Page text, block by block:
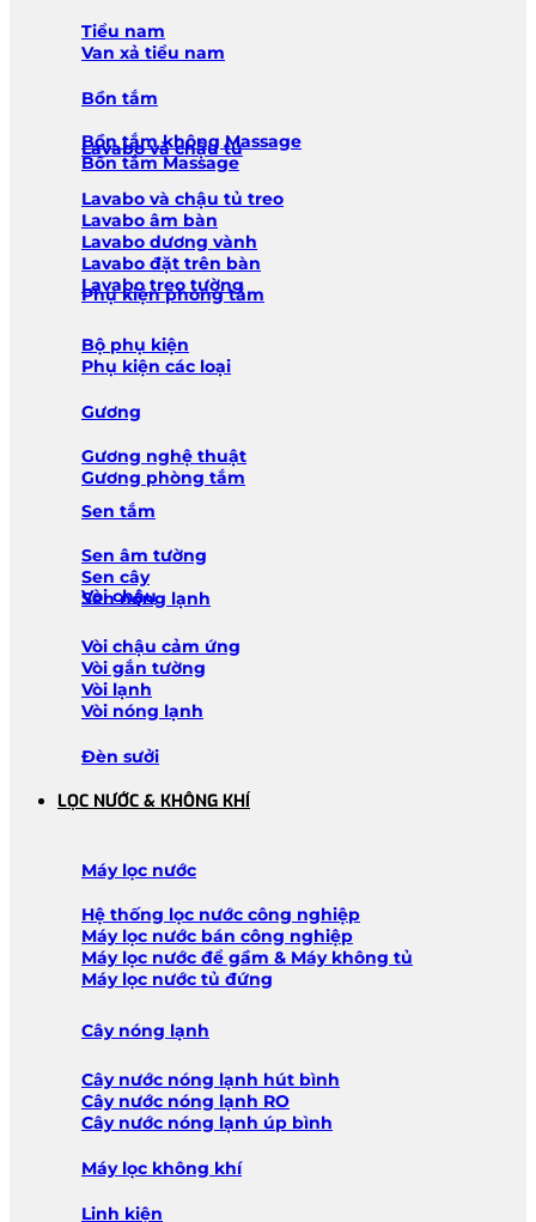
Tiểu nam
Van xả tiểu nam
Bồn tắm
Bồn tắm không Massage
Bồn tắm Massage
Lavabo và chậu tủ
Lavabo và chậu tủ treo
Lavabo âm bàn
Lavabo dương vành
Lavabo đặt trên bàn
Lavabo treo tường
Phụ kiện phòng tắm
Bộ phụ kiện
Phụ kiện các loại
Gương
Gương nghệ thuật
Gương phòng tắm
Sen tắm
Sen âm tường
Sen cây
Sen nóng lạnh
Vòi chậu
Vòi chậu cảm ứng
Vòi gắn tường
Vòi lạnh
Vòi nóng lạnh
Đèn sưởi
LỌC NƯỚC & KHÔNG KHÍ
Máy lọc nước
Hệ thống lọc nước công nghiệp
Máy lọc nước bán công nghiệp
Máy lọc nước để gầm & Máy không tủ
Máy lọc nước tủ đứng
Cây nóng lạnh
Cây nước nóng lạnh hút bình
Cây nước nóng lạnh RO
Cây nước nóng lạnh úp bình
Máy lọc không khí
Linh kiện